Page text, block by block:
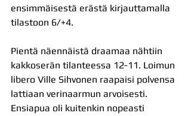
ensimmäisestä erästä kirjauttamalla
tilastoon 6/+4.
Pientä näennäistä draamaa nähtiin
kakkoserän tilanteessa 12-11. Loimun
libero Ville Sihvonen raapaisi polvensa
lattiaan verinaarmun arvoisesti.
Ensiapua oli kuitenkin nopeasti